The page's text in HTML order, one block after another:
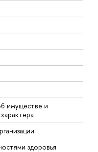
имуществе и
здоровья